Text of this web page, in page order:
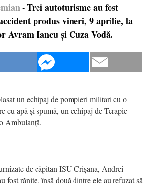
- Trei autoturisme au fost
produs vineri, 9 aprilie, la
Avram Iancu și Cuza Vodă.
un echipaj de pompieri militari cu o
cu apă și spumă, un echipaj de Terapie
Ambulanță.
de căpitan ISU Crișana, Andrei
fost rănite, însă două dintre ele au refuzat să